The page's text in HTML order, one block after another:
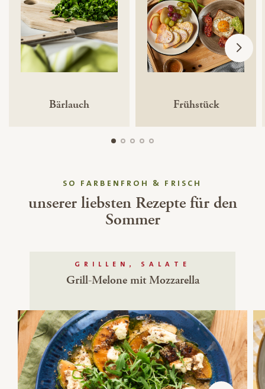
Bärlauch Frühstück
SO FARBENFROH & FRISCH
unserer liebsten Rezepte für den
Sommer
GRILLEN, SALATE
Grill-Melone mit Mozzarella